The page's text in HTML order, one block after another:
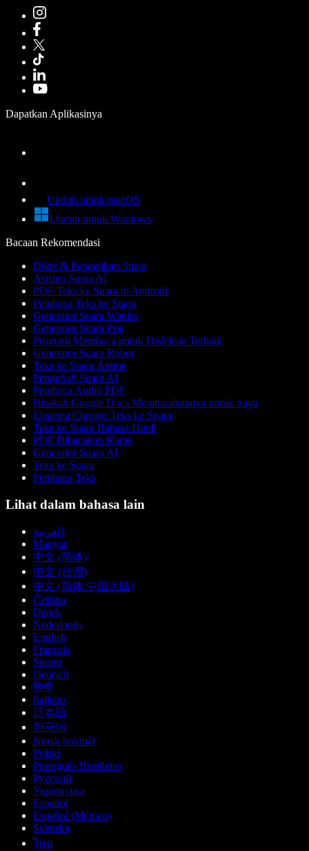
Dapatkan Aplikasinya
Unduh untuk macOS
Unduh untuk Windows
Bacaan Rekomendasi
Dikte & Pengetikan Suara
Asisten Suara AI
PDF Teks ke Suara di Android
Pembaca Teks ke Suara
Generator Suara Wanita
Generator Suara Pria
Program Membaca untuk Disleksia Terbaik
Generator Suara Robot
Teks ke Suara Anime
Pengubah Suara AI
Pembaca Audio PDF
Bisakah Google Docs Membacakannya untuk Saya
Ekstensi Chrome Teks ke Suara
Teks ke Suara Bahasa Hindi
PDF Dibacakan Keras
Generator Suara AI
Teks ke Suara
Pembaca Teks
Lihat dalam bahasa lain
العربية
Magyar
中文 (简体)
中文 (台灣)
中文 (简体 中国大陆)
Čeština
Dansk
Nederlands
English
Français
Suomi
Deutsch
हिन्दी
Italiano
日本語
한국어
Norsk bokmål
Polski
Português Brasileiro
Русский
Українська
Español
Español (México)
Svenska
ไทย